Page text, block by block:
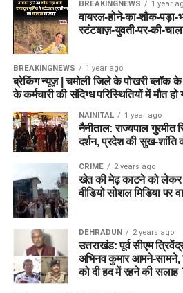
BREAKINGNEWS 1 year
वायरल-होने-का-शौक-पड़ा-
स्टंटबाज़-युवती-पर-की-
BREAKINGNEWS 1 year ago
ब्रेकिंग न्यूज़ | चमोली जिले के पोखरी ब्लॉक के
के कर्मचारी की संदिग्ध परिस्थितियों में मौत हो
NAINITAL 1 year ago
नैनीताल: राज्यपाल गुरमीत
दर्शन, प्रदेश की सुख-शांति
CRIME 2 years ago
खेत की मेढ़ काटने को लेकर
वीडियो सोशल मिडिया पर
DEHRADUN 2 years ago
उत्तराखंड: पूर्व सीएम
अभिनव कुमार आमने-सामने,
को दी हद में रहने की सलाह